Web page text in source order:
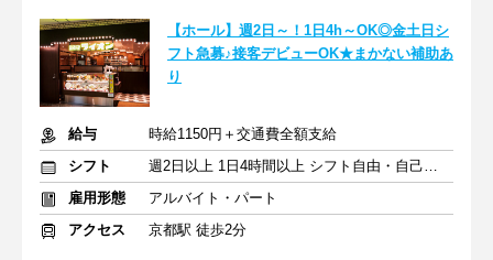
【ホール】週2日～！1日4h～OK◎金土日シ
フト急募♪接客デビューOK★まかない補助あ
り
給与
時給1150円＋交通費全額支給
シフト
週2日以上 1日4時間以上 シフト自由・自己申告
雇用形態
アルバイト・パート
アクセス
京都駅 徒歩2分